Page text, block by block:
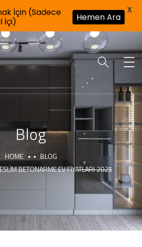
Blog
HOME
BLOG
BETONARME EV FIYATLARI 2025
İçin (Sadece
İçi)
Hemen Ara
X